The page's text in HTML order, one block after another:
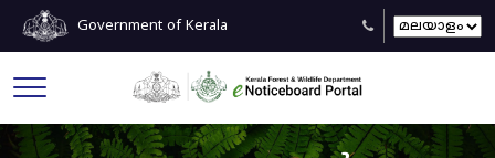
Government of Kerala